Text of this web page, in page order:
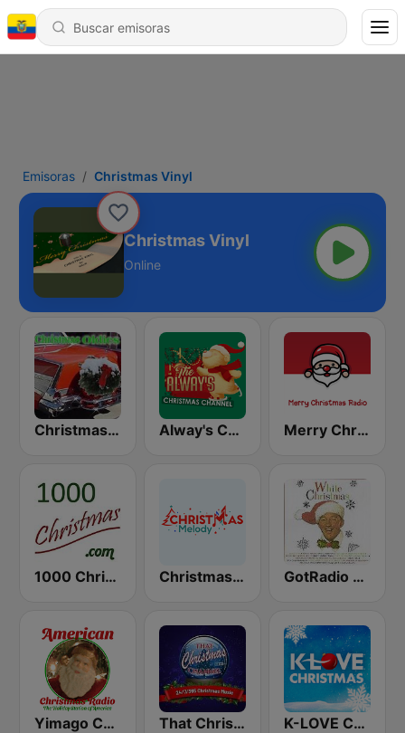
Emisoras Christmas Vinyl
Christmas Vinyl
Online
Christmas Oldies Alway's Christmas Channel Merry Christmas Radio
1000 Christmas Christmas Melody GotRadio - Christmas Celebration
Yimago Christmas - American Christmas Radio That Christmas Channel K-LOVE Christmas